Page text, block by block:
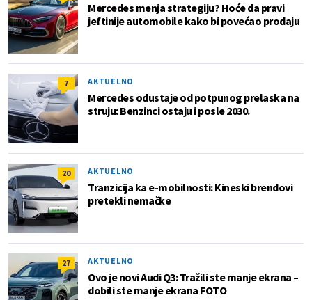
Mercedes menja strategiju? Hoće da pravi
jeftinije automobile kako bi povećao prodaju
7 AKTUELNO
Mercedes odustaje od potpunog prelaska na
struju: Benzinci ostaju i posle 2030.
20 AKTUELNO
Tranzicija ka e-mobilnosti: Kineski brendovi
pretekli nemačke
27 AKTUELNO
Ovo je novi Audi Q3: Tražili ste manje ekrana –
dobili ste manje ekrana FOTO